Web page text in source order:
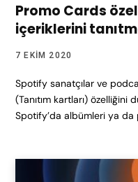
Promo Cards
içeriklerini
7 EKIM 2020
Spotify sanatçılar ve
(Tanıtım kartları)
Spotify’da albümleri ya